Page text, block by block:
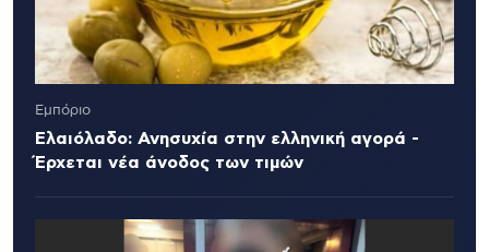
Εμπόριο
Ελαιόλαδο: Ανησυχία στην ελληνική αγορά -
Έρχεται νέα άνοδος των τιμών